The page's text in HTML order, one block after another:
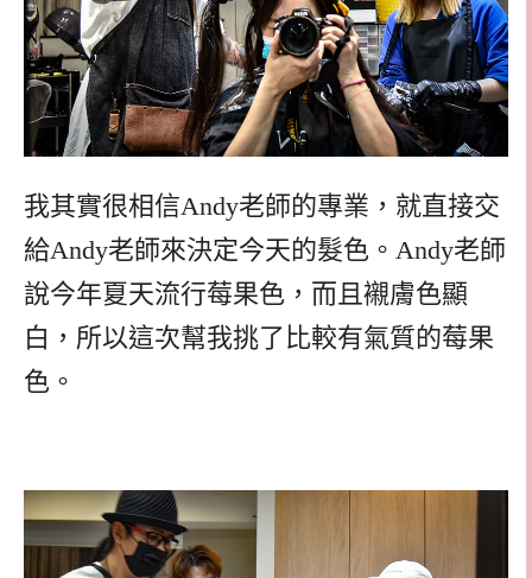
我其實很相信Andy老師的專業，就直接交
給Andy老師來決定今天的髮色。Andy老師
說今年夏天流行莓果色，而且襯膚色顯
白，所以這次幫我挑了比較有氣質的莓果
色。